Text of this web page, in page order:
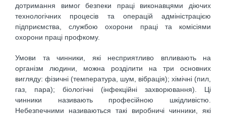
дотримання вимог безпеки праці виконавцями діючих
технологічних процесів та операцій адміністрацією
підприємства, службою охорони праці та комісіями
охорони праці профкому.
Умови та чинники, які несприятливо впливають на
організм людини, можна розділити на три основних
вигляду: фізичні (температура, шум, вібрація); хімічні (пил,
газ, пара); біологічні (інфекційні захворювання). Ці
чинники називають професійною шкідливістю.
Небезпечними називаються такі виробничі чинники, які